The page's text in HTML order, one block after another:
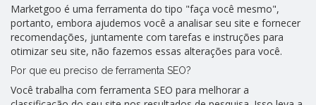
Marketgoo é uma ferramenta do tipo "faça você mesmo",
portanto, embora ajudemos você a analisar seu site e fornecer
recomendações, juntamente com tarefas e instruções para
otimizar seu site, não fazemos essas alterações para você.
Por que eu preciso de ferramenta SEO?
Você trabalha com ferramenta SEO para melhorar a